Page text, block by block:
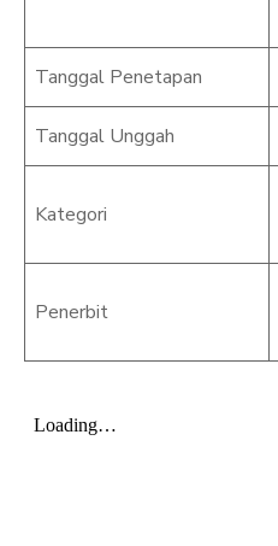
Tanggal Penetapan
Tanggal Unggah
Kategori
Penerbit